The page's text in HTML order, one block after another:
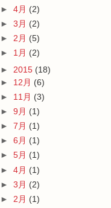
► 4月 (2)
► 3月 (2)
► 2月 (5)
► 1月 (2)
► 2015 (18)
► 12月 (6)
► 11月 (3)
► 9月 (1)
► 7月 (1)
► 6月 (1)
► 5月 (1)
► 4月 (1)
► 3月 (2)
► 2月 (1)